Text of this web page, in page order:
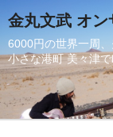
金丸文武 オン
6000円の世界一周
小さな港町 美々津